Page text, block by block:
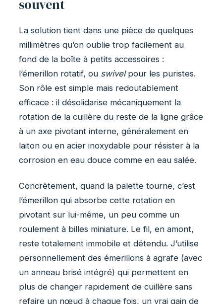
souvent
La solution tient dans une pièce de quelques
millimètres qu’on oublie trop facilement au
fond de la boîte à petits accessoires :
l’émerillon rotatif, ou swivelpour les puristes.
Son rôle est simple mais redoutablement
efficace : il désolidarise mécaniquement la
rotation de la cuillère du reste de la ligne grâce
à un axe pivotant interne, généralement en
laiton ou en acier inoxydable pour résister à la
corrosion en eau douce comme en eau salée.
Concrètement, quand la palette tourne, c’est
l’émerillon qui absorbe cette rotation en
pivotant sur lui-même, un peu comme un
roulement à billes miniature. Le fil, en amont,
reste totalement immobile et détendu. J’utilise
personnellement des émerillons à agrafe (avec
un anneau brisé intégré) qui permettent en
plus de changer rapidement de cuillère sans
refaire un nœud à chaque fois, un vrai gain de